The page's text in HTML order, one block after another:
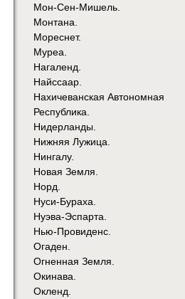
Мон-Сен-Мишель.
Монтана.
Мореснет.
Муреа.
Нагаленд.
Найссаар.
Нахичеванская Автономная
Республика.
Нидерланды.
Нижняя Лужица.
Нингалу.
Новая Земля.
Норд.
Нуси-Бураха.
Нуэва-Эспарта.
Нью-Провиденс.
Огаден.
Огненная Земля.
Окинава.
Окленд.